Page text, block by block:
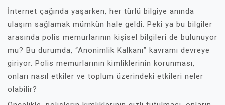
İnternet çağında yaşarken, her türlü bilgiye anında
ulaşım sağlamak mümkün hale geldi. Peki ya bu bilgiler
arasında polis memurlarının kişisel bilgileri de bulunuyor
mu? Bu durumda, “Anonimlik Kalkanı” kavramı devreye
giriyor. Polis memurlarının kimliklerinin korunması,
onları nasıl etkiler ve toplum üzerindeki etkileri neler
olabilir?